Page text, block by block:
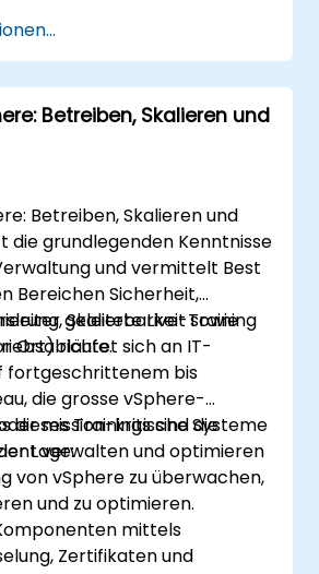
Betreiben, Skalieren und
Betreiben, Skalieren und
die grundlegenden Kenntnisse
und vermittelt Best
Bereichen Sicherheit,
Skalierbarkeit sowie
geleitete Live-Training
Ort) richtet sich an IT-
fortgeschrittenem bis
die grosse vSphere-
mission-kritische Systeme
verwalten und optimieren
dieses Trainings sind die
Lage:
von vSphere zu überwachen,
und zu optimieren.
mittels
Zertifikaten und